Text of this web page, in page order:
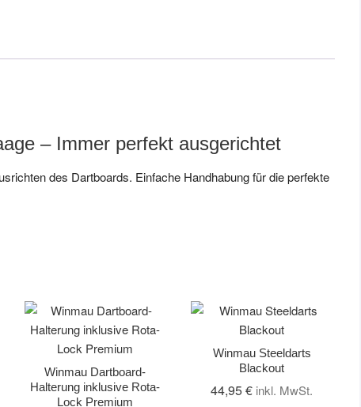
– Immer perfekt ausgerichtet
des Dartboards. Einfache Handhabung für die perfekte
Winmau Dartboard-
Halterung inklusive Rota-
Lock Premium
Winmau Steeldarts
Blackout
44,95€ inkl. MwSt.